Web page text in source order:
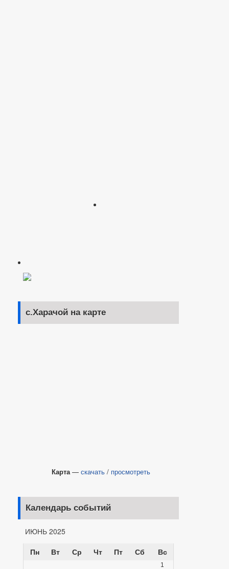
с.Харачой на карте
Карта— скачать / просмотреть
Календарь событий
ИЮНЬ 2025
Пн
Вт Ср Чт Пт Сб Вс
1